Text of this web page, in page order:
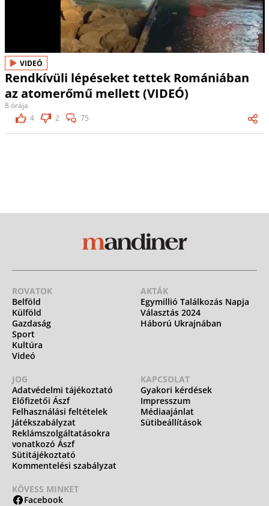
VIDEÓ
Rendkívüli lépéseket tettek Romániában
az atomerőmű mellett (VIDEÓ)
8 órája
4
2 75
ROVATOK
Belföld
Külföld
Gazdaság
Sport
Kultúra
Videó
AKTÁK
Egymillió Találkozás Napja
Választás 2024
Háború Ukrajnában
JOG
Adatvédelmi tájékoztató
Előfizetői Ászf
Felhasználási feltételek
Játékszabályzat
Reklámszolgáltatásokra
vonatkozó Ászf
Sütitájékoztató
Kommentelési szabályzat
KAPCSOLAT
Gyakori kérdések
Impresszum
Médiaajánlat
Sütibeállítások
KÖVESS MINKET
Facebook